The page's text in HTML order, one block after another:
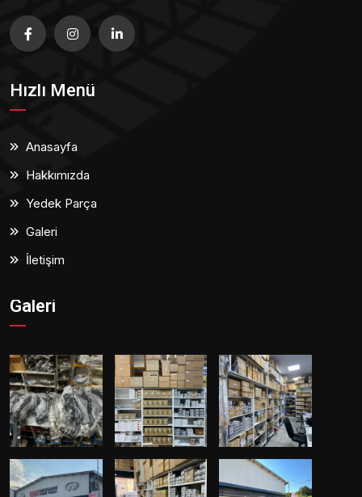
Hızlı Menü
Anasayfa
Hakkımızda
Yedek Parça
Galeri
İletişim
Galeri